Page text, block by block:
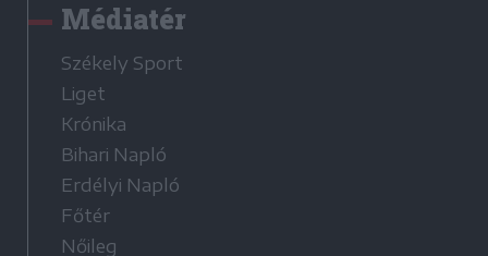
Médiatér
Székely Sport
Liget
Krónika
Bihari Napló
Erdélyi Napló
Főtér
Nőileg